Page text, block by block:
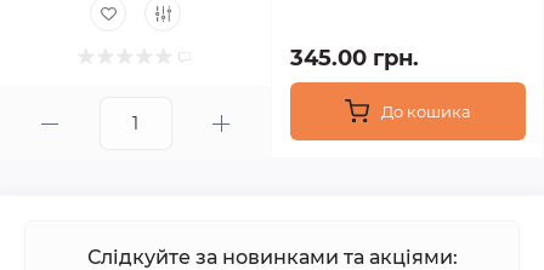
345.00 грн.
До кошика
Слідкуйте за новинками та акціями: